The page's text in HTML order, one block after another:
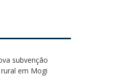
subvenção
em Mogi